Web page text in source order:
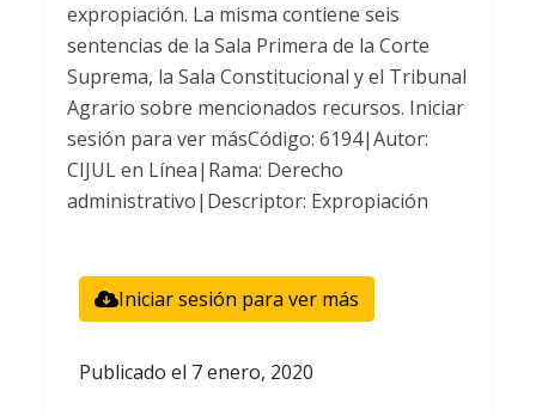
expropiación. La misma contiene seis
sentencias de la Sala Primera de la Corte
Suprema, la Sala Constitucional y el Tribunal
Agrario sobre mencionados recursos. Iniciar
sesión para ver másCódigo: 6194|Autor:
CIJUL en Línea|Rama: Derecho
administrativo|Descriptor: Expropiación
Iniciar sesión para ver más
Publicado el 7 enero, 2020